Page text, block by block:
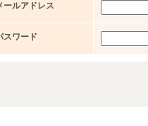
ールアドレス
スワード